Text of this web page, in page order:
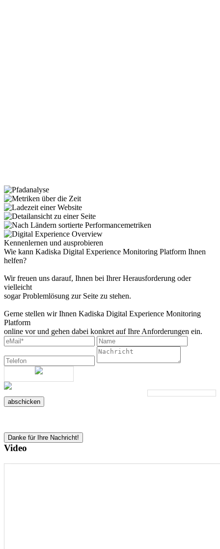
Kennenlernen und ausprobieren
Wie kann Kadiska Digital Experience Monitoring Platform Ihnen
helfen?
Wir freuen uns darauf, Ihnen bei Ihrer Herausforderung oder
vielleicht
sogar Problemlösung zur Seite zu stehen.
Gerne stellen wir Ihnen Kadiska Digital Experience Monitoring
Platform
online vor und gehen dabei konkret auf Ihre Anforderungen ein.
abschicken
Danke für Ihre Nachricht!
Video